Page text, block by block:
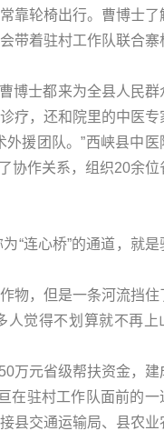
靠轮椅出行。曹博士了
带着驻村工作队联合寨
博士都来为全县人民群
疗，还和院里的中医专
援团队。”西峡县中医
协作关系，组织20余位
“连心桥”的通道，就是
物，但是一条河流挡住
人觉得不划算就不再上
万元省级帮扶资金，建
在驻村工作队面前的一
县交通运输局、县农业